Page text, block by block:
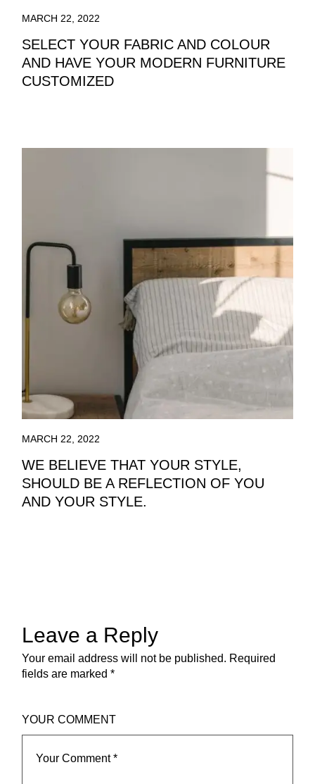
MARCH 22, 2022
SELECT YOUR FABRIC AND COLOUR
AND HAVE YOUR MODERN FURNITURE
CUSTOMIZED
MARCH 22, 2022
WE BELIEVE THAT YOUR STYLE,
SHOULD BE A REFLECTION OF YOU
AND YOUR STYLE.
Leave a Reply
Your email address will not be published. Required
fields are marked*
YOUR COMMENT